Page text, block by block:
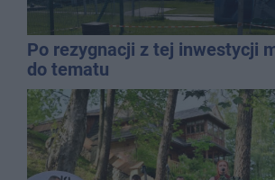
Po rezygnacji z tej inwestycji
do tematu